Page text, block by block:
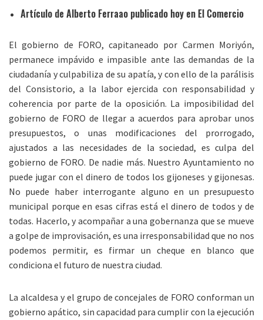
Artículo de Alberto Ferraao publicado hoy en El Comercio
El gobierno de FORO, capitaneado por Carmen Moriyón,
permanece impávido e impasible ante las demandas de la
ciudadanía y culpabiliza de su apatía, y con ello de la parálisis
del Consistorio, a la labor ejercida con responsabilidad y
coherencia por parte de la oposición. La imposibilidad del
gobierno de FORO de llegar a acuerdos para aprobar unos
presupuestos, o unas modificaciones del prorrogado,
ajustados a las necesidades de la sociedad, es culpa del
gobierno de FORO. De nadie más. Nuestro Ayuntamiento no
puede jugar con el dinero de todos los gijoneses y gijonesas.
No puede haber interrogante alguno en un presupuesto
municipal porque en esas cifras está el dinero de todos y de
todas. Hacerlo, y acompañar a una gobernanza que se mueve
a golpe de improvisación, es una irresponsabilidad que no nos
podemos permitir, es firmar un cheque en blanco que
condiciona el futuro de nuestra ciudad.
La alcaldesa y el grupo de concejales de FORO conforman un
gobierno apático, sin capacidad para cumplir con la ejecución